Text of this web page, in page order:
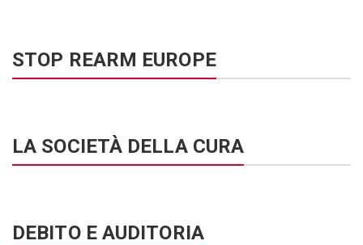
STOP REARM EUROPE
LA SOCIETÀ DELLA CURA
DEBITO E AUDITORIA